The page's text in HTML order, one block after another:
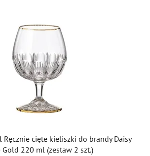
Ręcznie cięte kieliszki do brandy Daisy
Gold 220 ml (zestaw 2 szt.)